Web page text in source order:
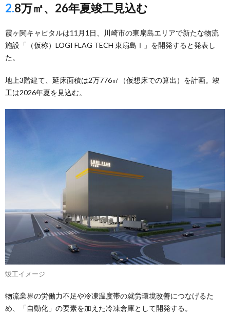
2.8万㎡、26年夏竣工見込む
霞ヶ関キャピタルは11月1日、川崎市の東扇島エリアで新たな物流
施設「（仮称）LOGI FLAG TECH 東扇島Ⅰ」を開発すると発表し
た。
地上3階建て、延床面積は2万776㎡（仮想床での算出）を計画。竣
工は2026年夏を見込む。
竣工イメージ
物流業界の労働力不足や冷凍温度帯の就労環境改善につなげるた
め、「自動化」の要素を加えた冷凍倉庫として開発する。